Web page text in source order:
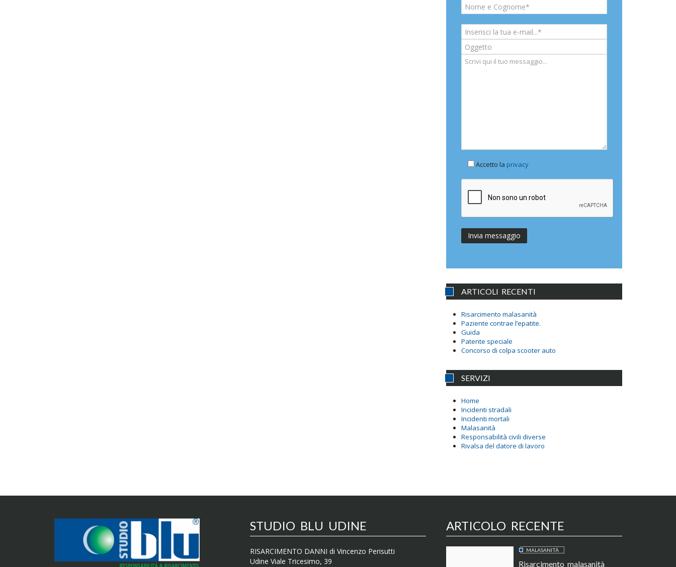
Accetto la privacy
ARTICOLI RECENTI
Risarcimento malasanità
Paziente contrae l’epatite.
Guida
Patente speciale
Concorso di colpa scooter auto
SERVIZI
Home
Incidenti stradali
Incidenti mortali
Malasanità
Responsabilità civili diverse
Rivalsa del datore di lavoro
STUDIO BLU UDINE
RISARCIMENTO DANNI di Vincenzo Perisutti
Udine Viale Tricesimo, 39
ARTICOLO RECENTE
MALASANITÀ
Risarcimento malasanità